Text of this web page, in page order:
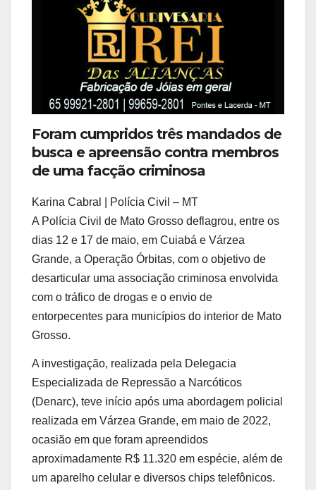
Foram cumpridos três mandados de
busca e apreensão contra membros
de uma facção criminosa
Karina Cabral | Polícia Civil – MT
A Polícia Civil de Mato Grosso deflagrou, entre os
dias 12 e 17 de maio, em Cuiabá e Várzea
Grande, a Operação Órbitas, com o objetivo de
desarticular uma associação criminosa envolvida
com o tráfico de drogas e o envio de
entorpecentes para municípios do interior de Mato
Grosso.
A investigação, realizada pela Delegacia
Especializada de Repressão a Narcóticos
(Denarc), teve início após uma abordagem policial
realizada em Várzea Grande, em maio de 2022,
ocasião em que foram apreendidos
aproximadamente R$ 11.320 em espécie, além de
um aparelho celular e diversos chips telefônicos.